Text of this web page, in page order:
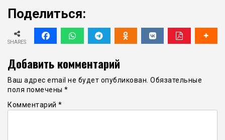
Поделиться:
SHARES
Добавить комментарий
Ваш адрес email не будет опубликован. Обязательные
поля помечены *
Комментарий *